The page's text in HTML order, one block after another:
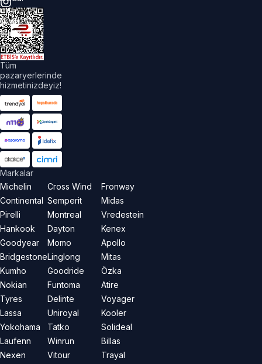
Tüm
pazaryerlerinde
hizmetinizdeyiz!
Markalar
Michelin
Continental
Pirelli
Hankook
Goodyear
Bridgestone
Kumho
Nokian
Tyres
Lassa
Yokohama
Laufenn
Nexen
Cross Wind
Semperit
Montreal
Dayton
Momo
Linglong
Goodride
Funtoma
Delinte
Uniroyal
Tatko
Winrun
Vitour
Fronway
Midas
Vredestein
Kenex
Apollo
Mitas
Özka
Atire
Voyager
Kooler
Solideal
Billas
Trayal